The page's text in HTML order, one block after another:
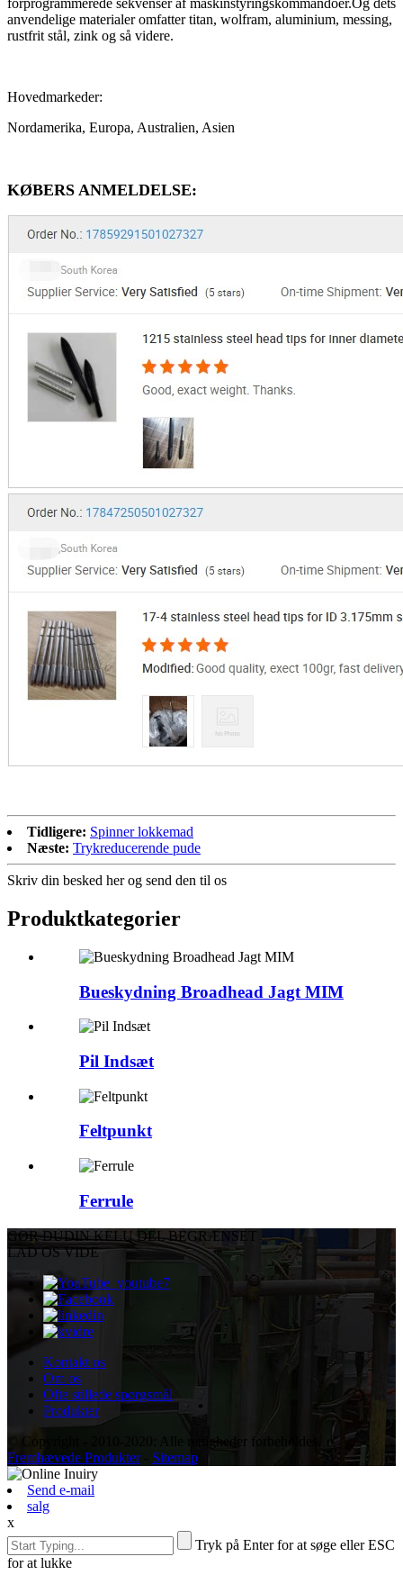
forprogrammerede sekvenser af maskinstyringskommandoer.Og dets
anvendelige materialer omfatter titan, wolfram, aluminium, messing,
rustfrit stål, zink og så videre.
Hovedmarkeder:
Nordamerika, Europa, Australien, Asien
KØBERS ANMELDELSE:
Tidligere: Spinner lokkemad
Næste: Trykreducerende pude
Skriv din besked her og send den til os
Produktkategorier
Bueskydning Broadhead Jagt MIM
Pil Indsæt
Feltpunkt
Ferrule
GØR DUDIN KELU DEL BEGRÆNSET
LAD OS VIDE
Kontakt os
Om os
Ofte stillede spørgsmål
Produkter
© Copyright - 2010-2020: Alle rettigheder forbeholdes.
Fremhævede Produkter- Sitemap
Send e-mail
salg
x
Tryk på Enter for at søge eller ESC
for at lukke